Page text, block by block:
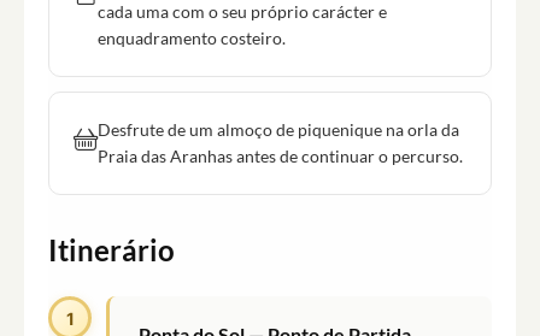
cada uma com o seu próprio carácter e
enquadramento costeiro.
Desfrute de um almoço de piquenique na orla da
Praia das Aranhas antes de continuar o percurso.
Itinerário
1